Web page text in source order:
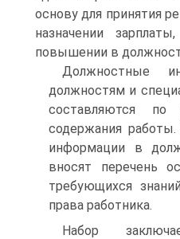
основу для принятия
назначении
повышении в
Должностные
должностям и
составляются по
содержания
информации в
вносят перечень
требующихся
права работника.
Набор